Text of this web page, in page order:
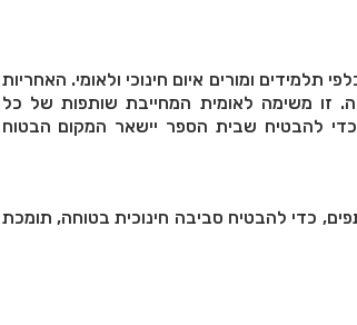
תלמידים ומורים איום חינוכי ולאומי. האחריות
זו משימה לאומית המחייבת שותפות של כל
להבטיח שבית הספר יישאר המקום הבטוח
כדי להבטיח סביבה חינוכית בטוחה, תומכת